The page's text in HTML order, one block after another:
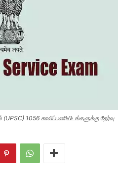
1056 காலிப்பணியிடங்களுக்கு தேர்வு